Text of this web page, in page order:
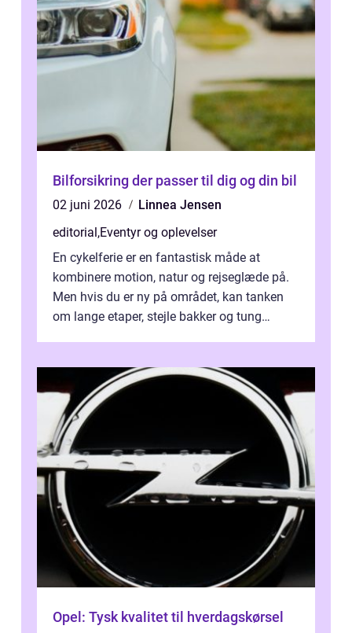
Bilforsikring der passer til dig og din bil
02 juni 2026
Linnea Jensen
editorial,Eventyr og oplevelser
En cykelferie er en fantastisk måde at
kombinere motion, natur og rejseglæde på.
Men hvis du er ny på området, kan tanken
om lange etaper, stejle bakker og tung
Opel: Tysk kvalitet til hverdagskørsel